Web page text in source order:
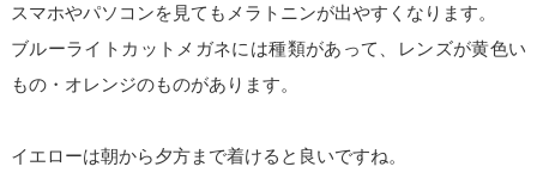
スマホやパソコンを見てもメラトニンが出やすくなります。
ブルーライトカットメガネには種類があって、レンズが黄色い
もの・オレンジのものがあります。
イエローは朝から夕方まで着けると良いですね。